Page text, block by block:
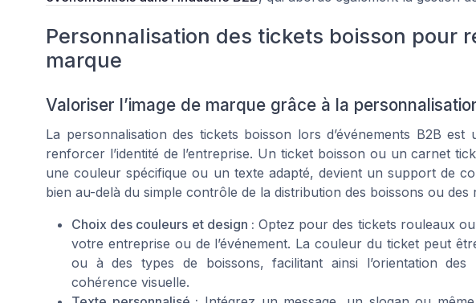
Personnalisation des tickets boisson pour
marque
Valoriser l’image de marque grâce à la
La personnalisation des tickets boisson lors d’événements B2B
renforcer l’identité de l’entreprise. Un ticket boisson ou un carnet
une couleur spécifique ou un texte adapté, devient un support de
bien au-delà du simple contrôle de la distribution des boissons ou des
Choix des couleurs et design : Optez pour des tickets rouleaux
votre entreprise ou de l’événement. La couleur du ticket peut
ou à des types de boissons, facilitant ainsi l’orientation
cohérence visuelle.